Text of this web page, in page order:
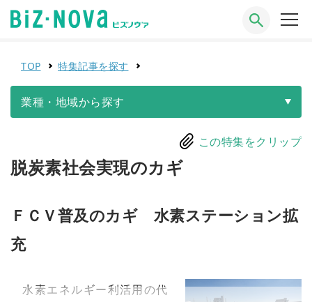
TOP 特集記事を探す
業種・地域から探す
この特集をクリップ
脱炭素社会実現のカギ
ＦＣＶ普及のカギ 水素ステーション拡
充
水素エネルギー利活用の代